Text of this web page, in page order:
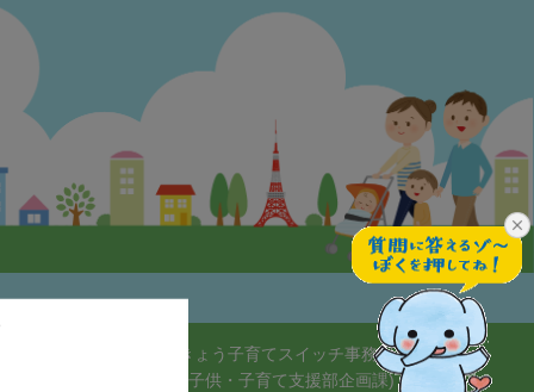
とうきょう子育てスイッチ事務局
(東京都福祉局子供・子育て支援部企画課)